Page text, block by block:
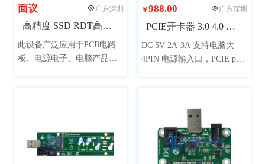
面议 广东深圳
高精度 SSD RDT高温测试柜
此设备广泛应用于PCB电路
板、电源电子、电脑产品、
￥988.00 广东深圳
PCIE开卡器 3.0 4.0 HUB 4 port
DC 5V 2A-3A 支持电脑大
4PIN 电源输入口，PCIE port
PCIE port 对应独立指示灯，
PCIE port 对应独立电源开关